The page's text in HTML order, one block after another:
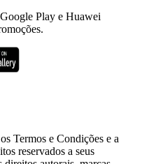
Play e Huawei
Termos e Condições e a
reservados a seus